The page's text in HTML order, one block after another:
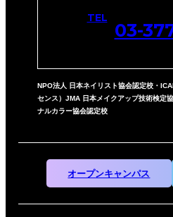
TEL
03-
NPO法人 日本ネイリスト協会認定校・
センス）JMA 日本メイクアップ技術検定
ナルカラー協会認定校
オープンキャンパス